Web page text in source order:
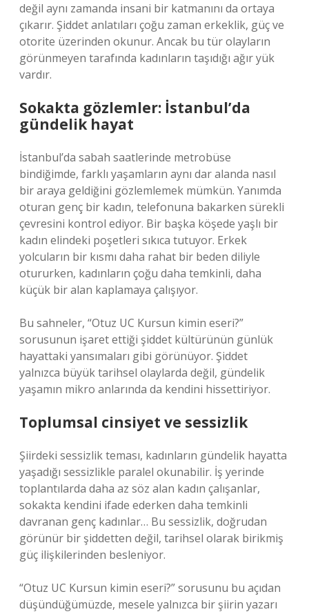
değil aynı zamanda insani bir katmanını da ortaya
çıkarır. Şiddet anlatıları çoğu zaman erkeklik, güç ve
otorite üzerinden okunur. Ancak bu tür olayların
görünmeyen tarafında kadınların taşıdığı ağır yük
vardır.
Sokakta gözlemler: İstanbul’da
gündelik hayat
İstanbul’da sabah saatlerinde metrobüse
bindiğimde, farklı yaşamların aynı dar alanda nasıl
bir araya geldiğini gözlemlemek mümkün. Yanımda
oturan genç bir kadın, telefonuna bakarken sürekli
çevresini kontrol ediyor. Bir başka köşede yaşlı bir
kadın elindeki poşetleri sıkıca tutuyor. Erkek
yolcuların bir kısmı daha rahat bir beden diliyle
otururken, kadınların çoğu daha temkinli, daha
küçük bir alan kaplamaya çalışıyor.
Bu sahneler, “Otuz UC Kursun kimin eseri?”
sorusunun işaret ettiği şiddet kültürünün günlük
hayattaki yansımaları gibi görünüyor. Şiddet
yalnızca büyük tarihsel olaylarda değil, gündelik
yaşamın mikro anlarında da kendini hissettiriyor.
Toplumsal cinsiyet ve sessizlik
Şiirdeki sessizlik teması, kadınların gündelik hayatta
yaşadığı sessizlikle paralel okunabilir. İş yerinde
toplantılarda daha az söz alan kadın çalışanlar,
sokakta kendini ifade ederken daha temkinli
davranan genç kadınlar… Bu sessizlik, doğrudan
görünür bir şiddetten değil, tarihsel olarak birikmiş
güç ilişkilerinden besleniyor.
“Otuz UC Kursun kimin eseri?” sorusunu bu açıdan
düşündüğümüzde, mesele yalnızca bir şiirin yazarı